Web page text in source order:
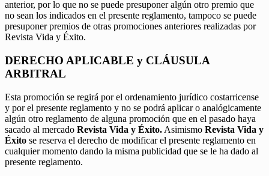
anterior, por lo que no se puede presuponer algún otro premio que
no sean los indicados en el presente reglamento, tampoco se puede
presuponer premios de otras promociones anteriores realizadas por
Revista Vida y Éxito.
DERECHO APLICABLE y CLÁUSULA
ARBITRAL
Esta promoción se regirá por el ordenamiento jurídico costarricense
y por el presente reglamento y no se podrá aplicar o analógicamente
algún otro reglamento de alguna promoción que en el pasado haya
sacado al mercado Revista Vida y Éxito. Asimismo Revista Vida y
Éxito se reserva el derecho de modificar el presente reglamento en
cualquier momento dando la misma publicidad que se le ha dado al
presente reglamento.